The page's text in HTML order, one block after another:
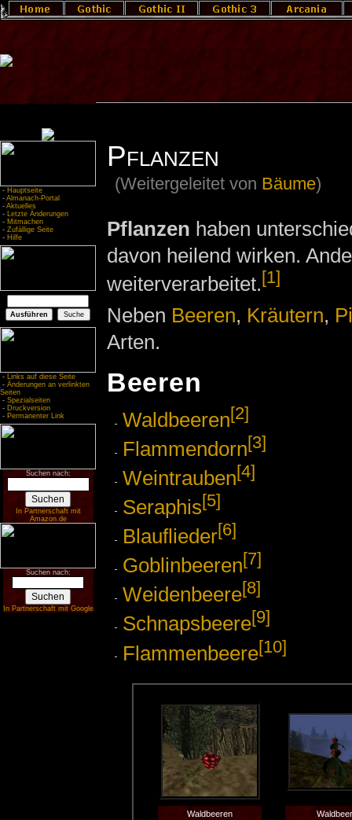
- Hauptseite
- Almanach-Portal
- Aktuelles
- Letzte Änderungen
- Mitmachen
- Zufällige Seite
- Hilfe
- Links auf diese Seite
- Änderungen an verlinkten
Seiten
- Spezialseiten
- Druckversion
- Permanenter Link
Suchen nach:
In Partnerschaft mit
Amazon.de
Suchen nach:
In Partnerschaft mit Google
Pflanzen
(Weitergeleitet von Bäume)
Pflanzen haben
davon heilend wirken.
weiterverarbeitet.[1]
Neben Beeren, Kräutern,
Arten.
Beeren
Waldbeeren[2]
Flammendorn[3]
Weintrauben[4]
Seraphis[5]
Blauflieder[6]
Goblinbeeren[7]
Weidenbeere[8]
Schnapsbeere[9]
Flammenbeere[10]
Waldbeeren